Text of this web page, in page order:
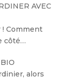
AVEC
Comment
côté…
alors